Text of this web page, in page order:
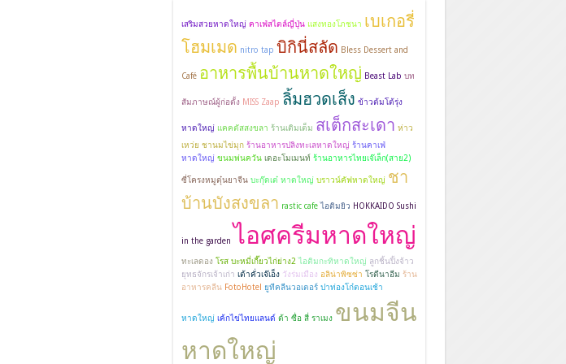
เสริมสวยหาดใหญ่ คาเฟ่สไตล์ญี่ปุ่น แสงทองโภชนา เบเกอรี่
โฮมเมด nitro tap บิกินี่สลัด Bless Dessert and
Café อาหารพื้นบ้านหาดใหญ่ Beast Lab บท
สัมภาษณ์ผู้ก่อตั้ง MISS Zaap ลิ้มฮวดเส็ง ข้าวต้มโต้รุ่ง
หาดใหญ่ แคคตัสสงขลา ร้านเติมเต็ม สเต็กสะเดา ห่าว
เหว่ย ชานมไข่มุก ร้านอาหารปลิงทะเลหาดใหญ่ ร้านคาเฟ่
หาดใหญ่ ขนมพ่นควัน เดอะโมเมนท์ ร้านอาหารไทยเจ๊เล็ก(สาย2)
ซี่โครงหมูตุ๋นยาจีน บะกุ๊ดเต๋ หาดใหญ่ บราวน์คัฟหาดใหญ่ ชา
บ้านบังสงขลา rastic cafe ไอติมยิว HOKKAIDO Sushi
in the garden ไอศครีมหาดใหญ่
ทะเลดอง โรส บะหมี่เกี๊ยวไก่ย่าง2 ไอติมกะทิหาดใหญ่ ลูกชิ้นปิ้งจ้าว
ยุทธจักรเจ้าเก่า เต้าคั่วเจ๊เอ็ง วังร่มเมือง อลิน่าพิซซ่า โรตีนาอีม ร้าน
อาหารคลีน FotoHotel ยูทีคลีนวอเตอร์ ปาท่องโก๋ตอนเช้า
หาดใหญ่ เค้กไข่ไทยแลนด์ ต้า ซื่อ สี่ ราเมง ขนมจีน
หาดใหญ่